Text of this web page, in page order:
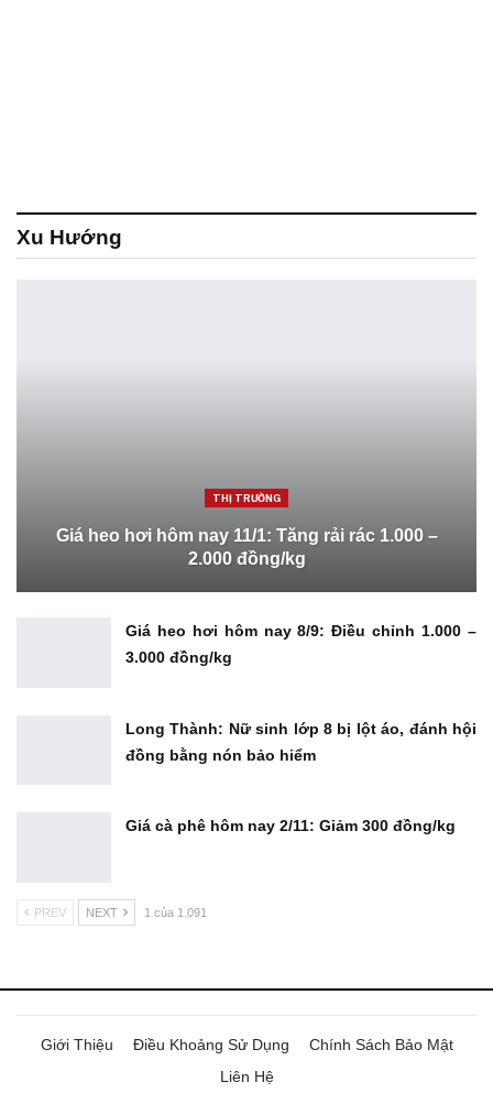
Xu Hướng
THỊ TRƯỜNG
Giá heo hơi hôm nay 11/1: Tăng rải rác 1.000 –
2.000 đồng/kg
Giá heo hơi hôm nay 8/9: Điều chỉnh 1.000 –
3.000 đồng/kg
Long Thành: Nữ sinh lớp 8 bị lột áo, đánh hội
đồng bằng nón bảo hiểm
Giá cà phê hôm nay 2/11: Giảm 300 đồng/kg
PREV NEXT 1 của 1.091
Giới Thiệu Điều Khoảng Sử Dụng
Chính Sách Bảo Mật
Liên Hệ